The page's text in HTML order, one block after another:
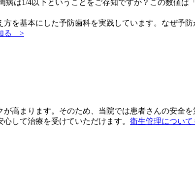
は1/4以下ということをご存知ですか？この数値は
を基本にした予防歯科を実践しています。なぜ予
る >
高まります。そのため、当院では患者さんの安全
して治療を受けていただけます。 衛生管理につい